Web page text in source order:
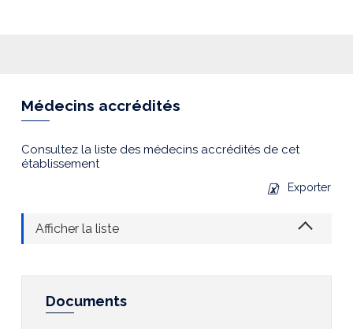
Médecins accrédités
Consultez la liste des médecins accrédités de cet
établissement
Exporter
Afficher la liste
Documents